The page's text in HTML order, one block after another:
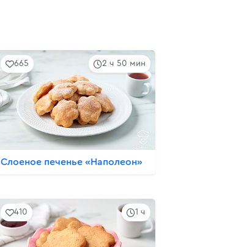
2 ч 50 мин
665
Слоеное печенье «Наполеон»
1 ч
410